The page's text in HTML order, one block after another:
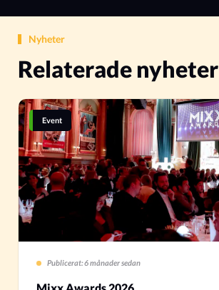
Nyheter
Relaterade nyheter
Event
Publicerat: 6 månader sedan